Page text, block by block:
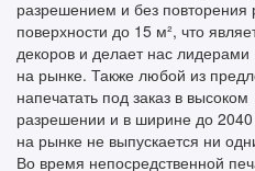
разрешением и без повторения
поверхности до 15 м², что
декоров и делает нас лидерами
на рынке. Также любой из
напечатать под заказ в высоком
разрешении и в ширине до
на рынке не выпускается ни
Во время непосредственной